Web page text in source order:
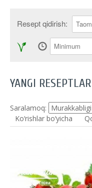
Resept qidirish:
YANGI RESEPTLAR
Saralamoq:
Ko‘rishlar bo‘yicha